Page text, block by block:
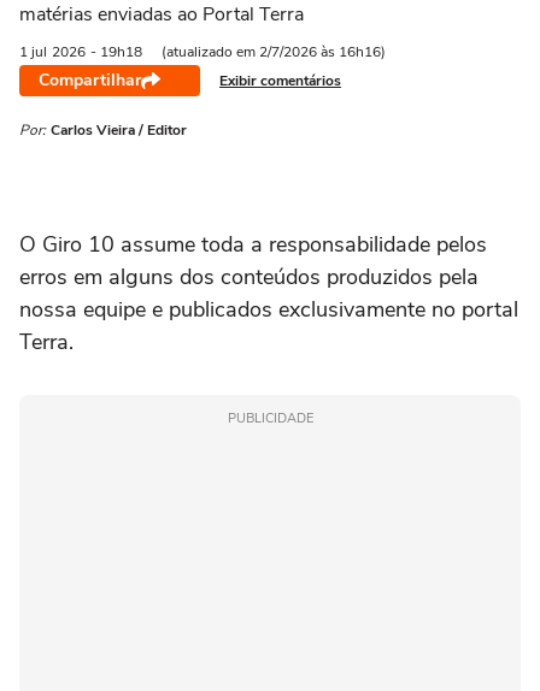
matérias enviadas ao Portal Terra
1 jul 2026 - 19h18 (atualizado em 2/7/2026 às 16h16)
Compartilhar Exibir comentários
Por: Carlos Vieira / Editor
O Giro 10 assume toda a responsabilidade pelos
erros em alguns dos conteúdos produzidos pela
nossa equipe e publicados exclusivamente no portal
Terra.
PUBLICIDADE